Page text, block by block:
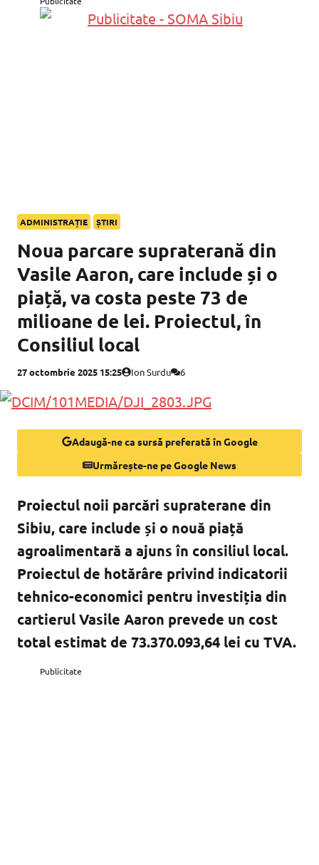
ADMINISTRAȚIE ȘTIRI
Noua parcare supraterană din
Vasile Aaron, care include și o
piață, va costa peste 73 de
milioane de lei. Proiectul, în
Consiliul local
27 octombrie 2025 15:25 Ion Surdu 6
Adaugă-ne ca sursă preferată în Google
Urmărește-ne pe Google News
Proiectul noii parcări supraterane din
Sibiu, care include și o nouă piață
agroalimentară a ajuns în consiliul local.
Proiectul de hotărâre privind indicatorii
tehnico-economici pentru investiția din
cartierul Vasile Aaron prevede un cost
total estimat de 73.370.093,64 lei cu TVA.
Publicitate